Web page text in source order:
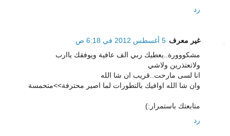
رد
غير معرف 5 أغسطس 2012 في 6:18 ص
مشكووورة..يعطيك ربي الف عافية ويوفقك ياارب
ولاتعتذرين ولاشي
انا لسى مارحت..قريب ان شا الله
وان شا الله اوافيك بالتطورات لما اصير محترفة>>متحمسة
متابعتك باستمرار:)
رد